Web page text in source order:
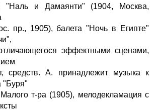
"Наль и Дамаянти" (1904, Москва,
пр., 1905), балета "Ночь в Египте"
эффектными сценами,
средств. А. принадлежит музыка к
"Буря"
т-ра (1905), мелодекламация с